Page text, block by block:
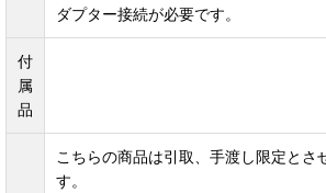
ダプター接続が必要です。
付
属
品
こちらの商品は引取、手渡し限定とさ
す。